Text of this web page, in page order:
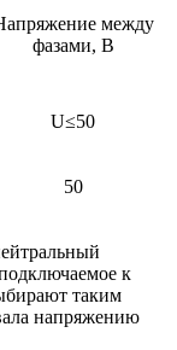
между
фазами, В
U≤50
50
к
таким
напряжению